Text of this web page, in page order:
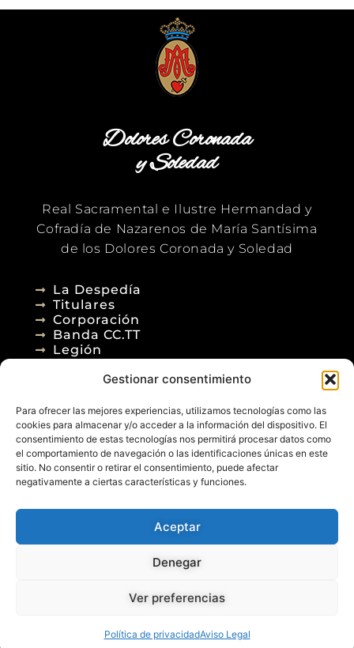
Gestionar consentimiento
Para ofrecer las mejores experiencias, utilizamos tecnologías como las
cookies para almacenar y/o acceder a la información del dispositivo. El
consentimiento de estas tecnologías nos permitirá procesar datos como
el comportamiento de navegación o las identificaciones únicas en este
sitio. No consentir o retirar el consentimiento, puede afectar
negativamente a ciertas características y funciones.
Aceptar
Denegar
Ver preferencias
Política de privacidadAviso Legal
Dolores Coronada
y Soledad
Real Sacramental e Ilustre Hermandad y
Cofradía de Nazarenos de María Santísima
de los Dolores Coronada y Soledad
La Despedía
Titulares
Corporación
Banda CC.TT
Legión
Agenda
Blog
Contacto
Política de Privacidad
Posicionamiento Web